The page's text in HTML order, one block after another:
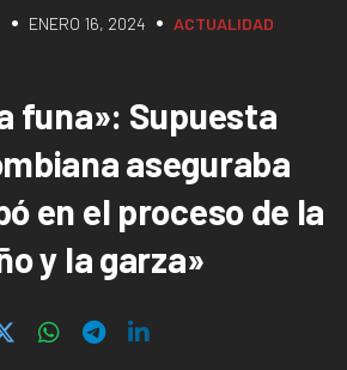
• ENERO 16, 2024 • ACTUALIDAD
funa»: Supuesta
aseguraba
en el proceso de la
y la garza»